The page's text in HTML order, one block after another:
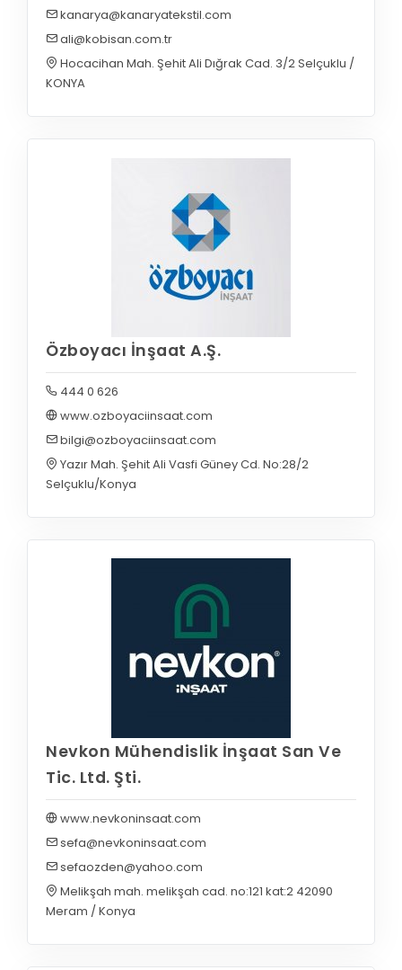
kanarya@kanaryatekstil.com
ali@kobisan.com.tr
Hocacihan Mah. Şehit Ali Dığrak Cad. 3/2 Selçuklu /
KONYA
Özboyacı İnşaat A.Ş.
444 0 626
www.ozboyaciinsaat.com
bilgi@ozboyaciinsaat.com
Yazır Mah. Şehit Ali Vasfi Güney Cd. No:28/2
Selçuklu/Konya
Nevkon Mühendislik İnşaat San Ve
Tic. Ltd. Şti.
www.nevkoninsaat.com
sefa@nevkoninsaat.com
sefaozden@yahoo.com
Melikşah mah. melikşah cad. no:121 kat:2 42090
Meram / Konya